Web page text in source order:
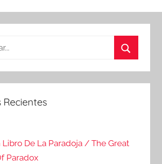
Recientes
Libro De La Paradoja / The Great
Paradox